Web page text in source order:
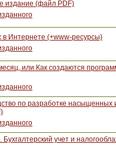
издание (файл PDF)
в Интернете (+www-ресурсы)
или Как создаются
по разработке насыщенных
учет и